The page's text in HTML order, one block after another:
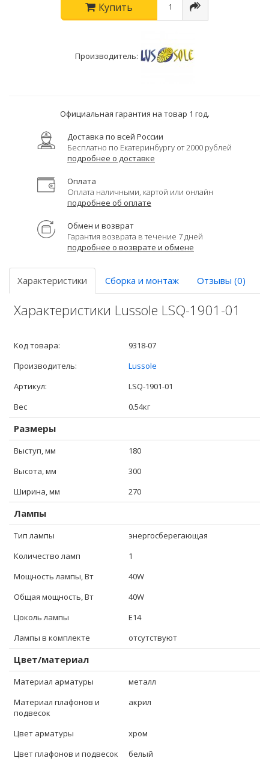
Купить
Производитель:
Официальная гарантия на товар 1 год.
Доставка по всей России
Бесплатно по Екатеринбургу от 2000 рублей
подробнее о доставке
Оплата
Оплата наличными, картой или онлайн
подробнее об оплате
Обмен и возврат
Гарантия возврата в течение 7 дней
подробнее о возврате и обмене
Характеристики Сборка и монтаж Отзывы (0)
Характеристики Lussole LSQ-1901-01
Код товара:
9318-07
Производитель:
Lussole
Артикул:
LSQ-1901-01
Вес
0.54кг
Размеры
Выступ, мм
180
Высота, мм
300
Ширина, мм
270
Лампы
Тип лампы
энергосберегающая
Количество ламп
1
Мощность лампы, Вт
40W
Общая мощность, Вт
40W
Цоколь лампы
E14
Лампы в комплекте
отсутствуют
Цвет/материал
Материал арматуры
металл
Материал плафонов и
подвесок
акрил
Цвет арматуры
хром
Цвет плафонов и подвесок
белый